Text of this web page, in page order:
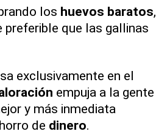
los huevos baratos,
preferible que las gallinas
exclusivamente en el
empuja a la gente
y más inmediata
de dinero.